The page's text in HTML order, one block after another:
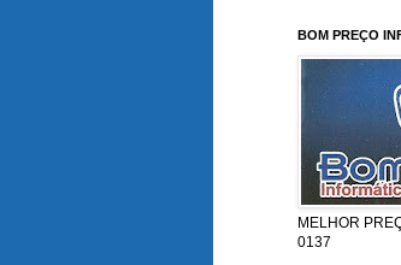
BOM PREÇO
MELHOR
0137